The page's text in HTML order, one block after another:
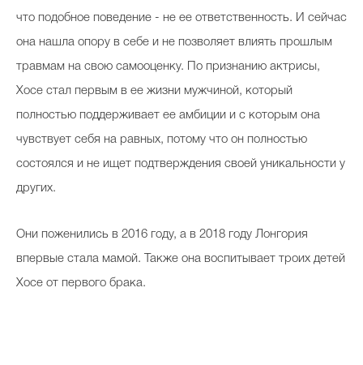
что подобное поведение - не ее ответственность. И сейчас
она нашла опору в себе и не позволяет влиять прошлым
травмам на свою самооценку. По признанию актрисы,
Хосе стал первым в ее жизни мужчиной, который
полностью поддерживает ее амбиции и с которым она
чувствует себя на равных, потому что он полностью
состоялся и не ищет подтверждения своей уникальности у
других.
Они поженились в 2016 году, а в 2018 году Лонгория
впервые стала мамой. Также она воспитывает троих детей
Хосе от первого брака.